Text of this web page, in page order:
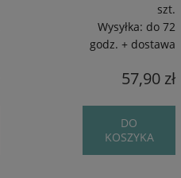
szt.
Wysyłka: do 72
godz. + dostawa
57,90 zł
DO
KOSZYKA